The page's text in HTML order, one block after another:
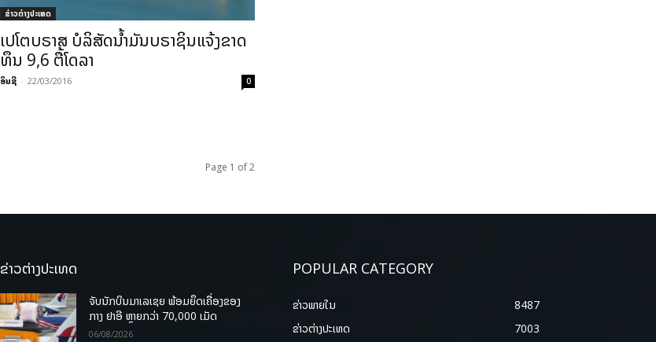
ຂ່າວຕ່າງປະເທດ
​ເປ​ໂຕ​ບຣາສ ບໍລິສັດ​ນໍ້າມັນ​ບຣາຊິນ​ແຈ້ງຂາດ
ທຶນ 9,6 ຕື້​ໂດ​ລາ
ອິນຊີ - 22/03/2016 0
Page 1 of 2
ຂ່າວຕ່າງປະເທດ
ຈັບນັກບິນມາເລເຊຍ ພ້ອມຍຶດເຄື່ອງຂອງ
ກາງ ຢາອີ ຫຼາຍກວ່າ 70,000 ເມັດ
06/08/2026
POPULAR CATEGORY
ຂ່າວພາຍ​ໃນ
8487
ຂ່າວຕ່າງປະເທດ
7003